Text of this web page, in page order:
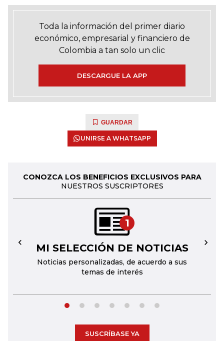
Toda la información del primer diario
económico, empresarial y financiero de
Colombia a tan solo un clic
DESCARGUE LA APP
GUARDAR
UNIRSE A WHATSAPP
CONOZCA LOS BENEFICIOS EXCLUSIVOS PARA
NUESTROS SUSCRIPTORES
1
MI SELECCIÓN DE NOTICIAS
Noticias personalizadas, de acuerdo a sus
temas de interés
← →
SUSCRÍBASE YA